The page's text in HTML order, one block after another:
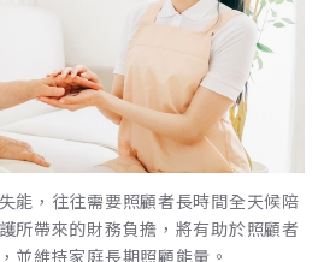
能，往往需要照顧者長時間全天候陪
所帶來的財務負擔，將有助於照顧者
並維持家庭長期照顧能量。